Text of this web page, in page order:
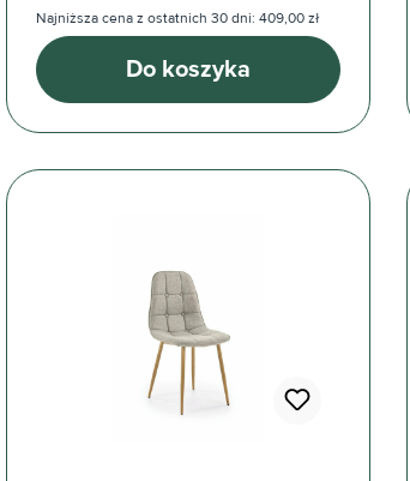
Najniższa cena z ostatnich 30 dni: 409,00 zł
Do koszyka